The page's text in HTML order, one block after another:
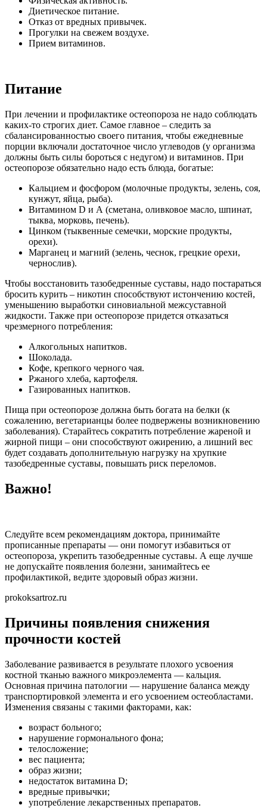
Диетическое питание.
Отказ от вредных привычек.
Прогулки на свежем воздухе.
Прием витаминов.
Питание
При лечении и профилактике остеопороза не надо соблюдать
каких-то строгих диет. Самое главное – следить за
сбалансированностью своего питания, чтобы ежедневные
порции включали достаточное число углеводов (у организма
должны быть силы бороться с недугом) и витаминов. При
остеопорозе обязательно надо есть блюда, богатые:
Кальцием и фосфором (молочные продукты, зелень, соя,
кунжут, яйца, рыба).
Витамином D и А (сметана, оливковое масло, шпинат,
тыква, морковь, печень).
Цинком (тыквенные семечки, морские продукты,
орехи).
Марганец и магний (зелень, чеснок, грецкие орехи,
чернослив).
Чтобы восстановить тазобедренные суставы, надо постараться
бросить курить – никотин способствуют истончению костей,
уменьшению выработки синовиальной межсуставной
жидкости. Также при остеопорозе придется отказаться
чрезмерного потребления:
Алкогольных напитков.
Шоколада.
Кофе, крепкого черного чая.
Ржаного хлеба, картофеля.
Газированных напитков.
Пища при остеопорозе должна быть богата на белки (к
сожалению, вегетарианцы более подвержены возникновению
заболевания). Старайтесь сократить потребление жареной и
жирной пищи – они способствуют ожирению, а лишний вес
будет создавать дополнительную нагрузку на хрупкие
тазобедренные суставы, повышать риск переломов.
Важно!
Следуйте всем рекомендациям доктора, принимайте
прописанные препараты — они помогут избавиться от
остеопороза, укрепить тазобедренные суставы. А еще лучше
не допускайте появления болезни, занимайтесь ее
профилактикой, ведите здоровый образ жизни.
prokoksartroz.ru
Причины появления снижения
прочности костей
Заболевание развивается в результате плохого усвоения
костной тканью важного микроэлемента — кальция.
Основная причина патологии — нарушение баланса между
транспортировкой элемента и его усвоением остеобластами.
Изменения связаны с такими факторами, как:
возраст больного;
нарушение гормонального фона;
телосложение;
вес пациента;
образ жизни;
недостаток витамина D;
вредные привычки;
употребление лекарственных препаратов.